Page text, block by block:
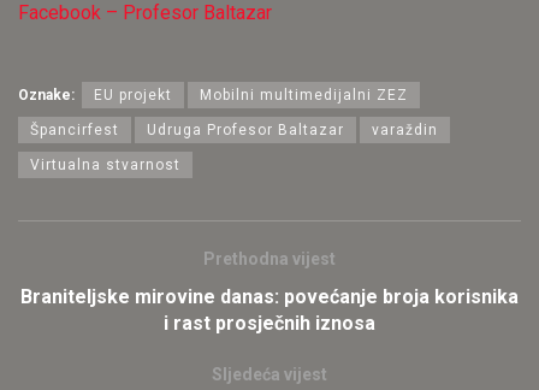
Facebook – Profesor Baltazar
Oznake: EU projekt Mobilni multimedijalni ZEZ
Špancirfest Udruga Profesor Baltazar varaždin
Virtualna stvarnost
Prethodna vijest
Braniteljske mirovine danas: povećanje broja korisnika
i rast prosječnih iznosa
Sljedeća vijest